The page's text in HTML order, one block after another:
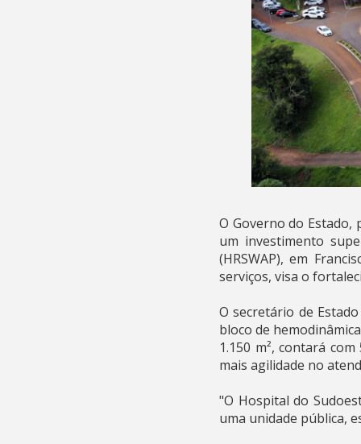
O Governo do Estado,
um investimento
(HRSWAP), em
serviços, visa o
O secretário de
bloco de
1.150 m², contará
mais agilidade no
"O Hospital do
uma unidade pública,